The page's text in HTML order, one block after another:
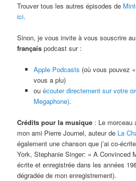
Trouver tous les autres épisodes de
ici.
Sinon, je vous invite à vous souscrire
français podcast sur :
Apple Podcasts (où vous pouvez
vous a plu)
ou écouter directement sur votre
Megaphone).
Crédits pour la musique : Le morceau
mon ami Pierre Journel, auteur de La
également une chanson que j’ai co-
York, Stephanie Singer: « A Convinced
écrite et enregistrée dans les années
dégradée de mon enregistrement).